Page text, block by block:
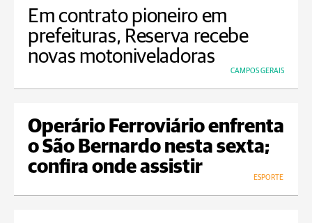
Em contrato pioneiro em
prefeituras, Reserva recebe
novas motoniveladoras
CAMPOS GERAIS
Operário Ferroviário enfrenta
o São Bernardo nesta sexta;
confira onde assistir
ESPORTE